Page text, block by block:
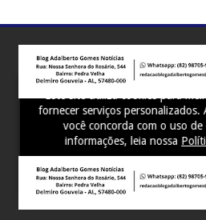
fornecer serviços
você concorda com o uso de
informações, leia nossa
Aceitar